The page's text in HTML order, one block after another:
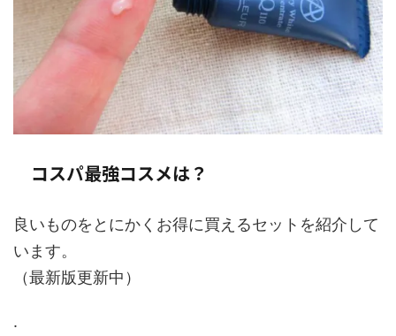
コスパ最強コスメは？
良いものをとにかくお得に買えるセットを紹介して
います。
（最新版更新中）
.